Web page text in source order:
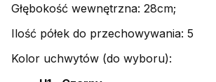
Głębokość wewnętrzna: 28cm;
Ilość półek do przechowywania: 5
Kolor uchwytów (do wyboru):